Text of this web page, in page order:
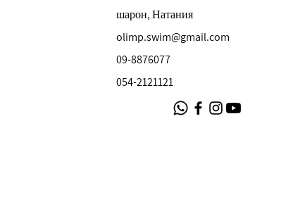
шарон, Натания
olimp.swim@gmail.com
09-8876077
054-2121121